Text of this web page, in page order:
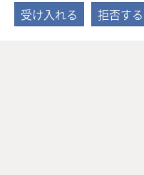
受け入れる 拒否する